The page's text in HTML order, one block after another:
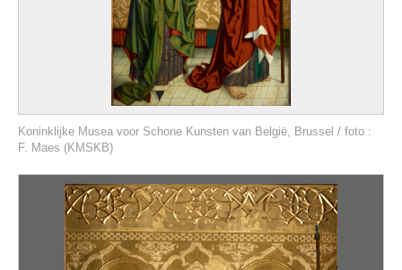
Koninklijke Musea voor Schone Kunsten van België, Brussel / foto :
F. Maes (KMSKB)